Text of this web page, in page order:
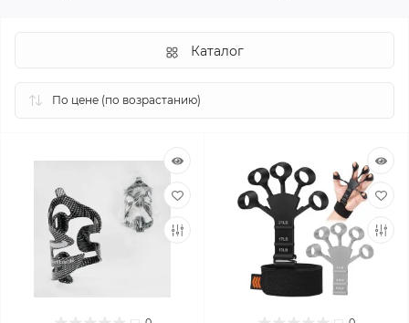
Каталог